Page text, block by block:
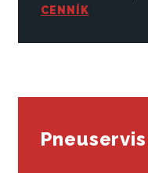
CENNÍK
Pneuservis